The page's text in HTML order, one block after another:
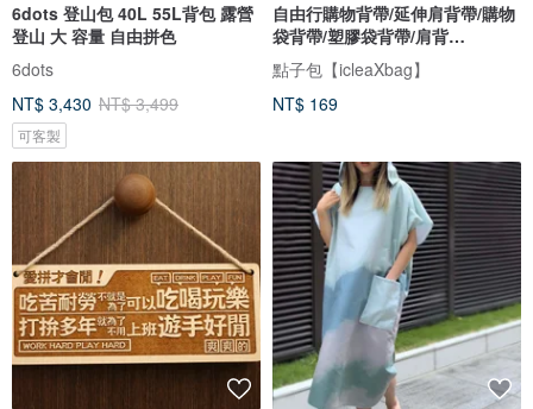
6dots 登山包 40L 55L背包 露營
登山 大 容量 自由拼色
6dots
NT$ 3,430 NT$ 3,499
可客製
自由行購物背帶/延伸肩背帶/購物
袋背帶/塑膠袋背帶/肩背
式/DG127
點子包【icleaXbag】
NT$ 169